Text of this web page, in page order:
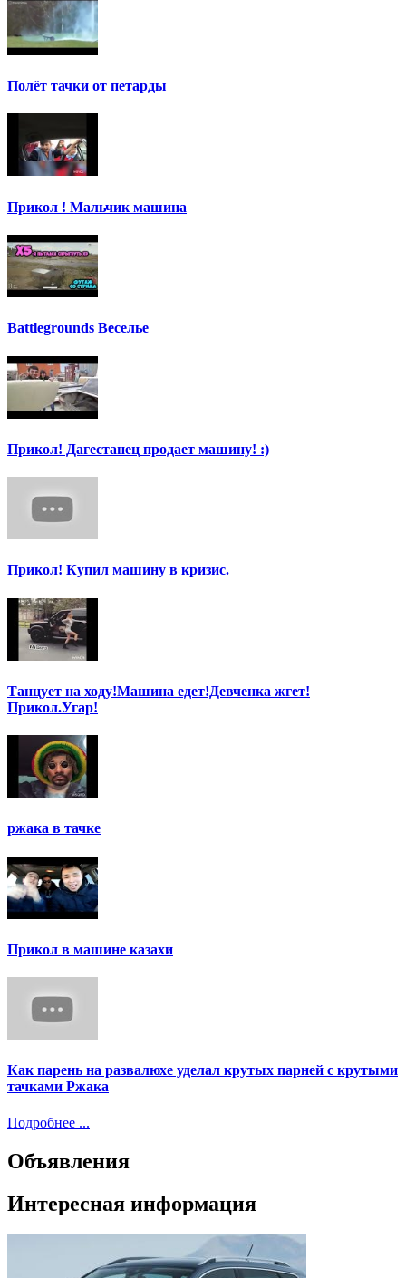
Полёт тачки от петарды
Прикол ! Мальчик машина
Battlegrounds Веселье
Прикол! Дагестанец продает машину! :)
Прикол! Купил машину в кризис.
Танцует на ходу!Машина едет!Девченка жгет!
Прикол.Угар!
ржака в тачке
Прикол в машине казахи
Как парень на развалюхе уделал крутых парней с крутыми
тачками Ржака
Подробнее ...
Объявления
Интересная информация